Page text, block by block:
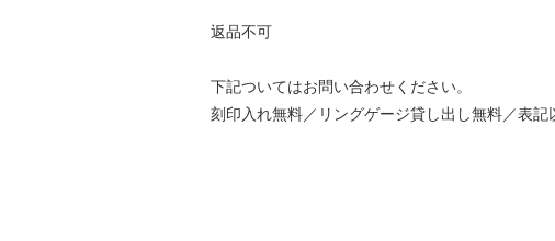
返品不可
下記ついてはお問い合わせください。
刻印入れ無料／リングゲージ貸し出し無料／表